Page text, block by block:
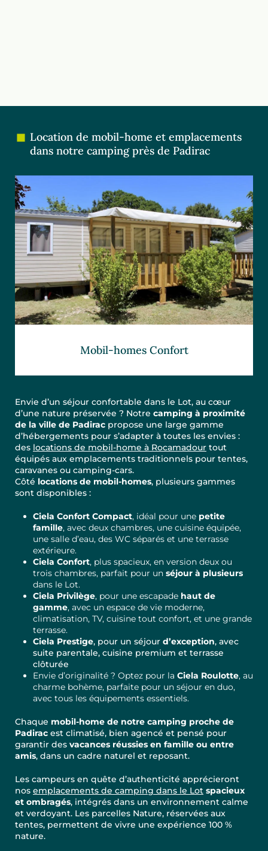
Location de mobil-home et emplacements
dans notre camping près de Padirac
Mobil-homes Confort
Envie d’un séjour confortable dans le Lot, au cœur
d’une nature préservée ? Notre camping à proximité
de la ville de Padirac propose une large gamme
d’hébergements pour s’adapter à toutes les envies :
des locations de mobil-home à Rocamadour tout
équipés aux emplacements traditionnels pour tentes,
caravanes ou camping-cars.
Côté locations de mobil-homes, plusieurs gammes
sont disponibles :
Ciela Confort Compact, idéal pour une petite
famille, avec deux chambres, une cuisine équipée,
une salle d’eau, des WC séparés et une terrasse
extérieure.
Ciela Confort, plus spacieux, en version deux ou
trois chambres, parfait pour un séjour à plusieurs
dans le Lot.
Ciela Privilège, pour une escapade haut de
gamme, avec un espace de vie moderne,
climatisation, TV, cuisine tout confort, et une grande
terrasse.
Ciela Prestige, pour un séjour d’exception, avec
suite parentale, cuisine premium et terrasse
clôturée
Envie d’originalité ? Optez pour la Ciela Roulotte, au
charme bohème, parfaite pour un séjour en duo,
avec tous les équipements essentiels.
Chaque mobil-home de notre camping proche de
Padirac est climatisé, bien agencé et pensé pour
garantir des vacances réussies en famille ou entre
amis, dans un cadre naturel et reposant.
Les campeurs en quête d’authenticité apprécieront
nos emplacements de camping dans le Lot spacieux
et ombragés, intégrés dans un environnement calme
et verdoyant. Les parcelles Nature, réservées aux
tentes, permettent de vivre une expérience 100 %
nature.